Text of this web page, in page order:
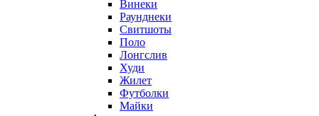
Винеки
Раунднеки
Свитшоты
Поло
Лонгслив
Худи
Жилет
Футболки
Майки